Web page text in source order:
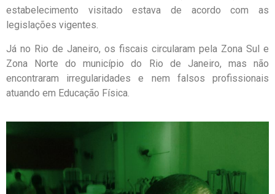
estabelecimento visitado estava de acordo com as
legislações vigentes.
Já no Rio de Janeiro, os fiscais circularam pela Zona Sul e
Zona Norte do município do Rio de Janeiro, mas não
encontraram irregularidades e nem falsos profissionais
atuando em Educação Física.